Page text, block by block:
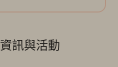
訊與活動